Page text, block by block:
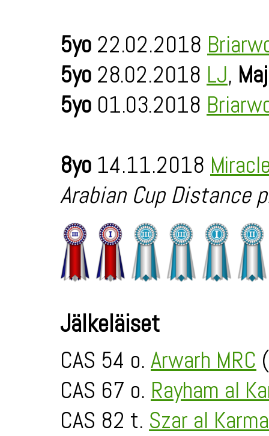
5yo 22.02.2018
5yo 28.02.2018 LJ,
5yo 01.03.2018
8yo 14.11.2018
Arabian Cup Distance
Jälkeläiset
CAS 54 o. Arwarh MRC
CAS 67 o. Rayham al
CAS 82 t. Szar al